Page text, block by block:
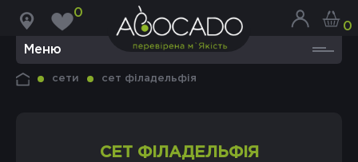
0
0
Меню
сети сет філадельфія
СЕТ ФІЛАДЕЛЬФІЯ